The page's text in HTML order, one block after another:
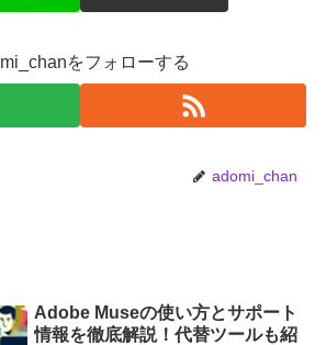
をフォローする
adomi_chan
Adobe Museの使い方とサポート
情報を徹底解説！代替ツールも紹